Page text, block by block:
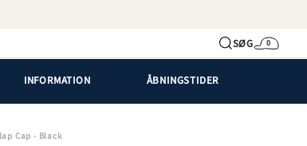
SØGKurv
0
INFORMATION ÅBNINGSTIDER
Cap - Black